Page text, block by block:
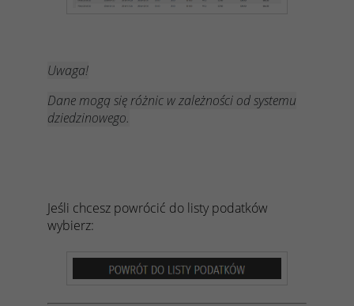
Uwaga!
Dane mogą się różnic w zależności od systemu
dziedzinowego.
Jeśli chcesz powrócić do listy podatków
wybierz: